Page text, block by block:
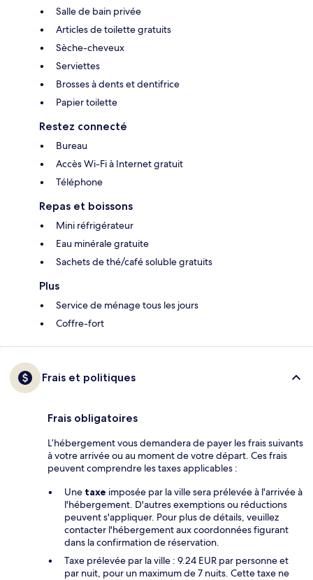
Salle de bain privée
Articles de toilette gratuits
Sèche-cheveux
Serviettes
Brosses à dents et dentifrice
Papier toilette
Restez connecté
Bureau
Accès Wi-Fi à Internet gratuit
Téléphone
Repas et boissons
Mini réfrigérateur
Eau minérale gratuite
Sachets de thé/café soluble gratuits
Plus
Service de ménage tous les jours
Coffre-fort
Frais et politiques
Frais obligatoires
L’hébergement vous demandera de payer les frais suivants
à votre arrivée ou au moment de votre départ. Ces frais
peuvent comprendre les taxes applicables :
Une taxe imposée par la ville sera prélevée à l'arrivée à
l'hébergement. D'autres exemptions ou réductions
peuvent s'appliquer. Pour plus de détails, veuillez
contacter l'hébergement aux coordonnées figurant
dans la confirmation de réservation.
Taxe prélevée par la ville : 9.24 EUR par personne et
par nuit, pour un maximum de 7 nuits. Cette taxe ne